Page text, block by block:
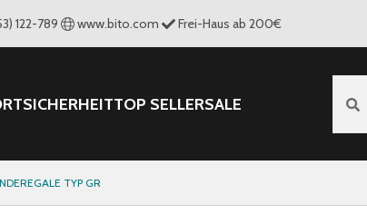
122-789 www.bito.com Frei-Haus ab 200€
SICHERHEITTOP SELLERSALE
TYP GR